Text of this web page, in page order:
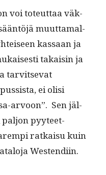
voi toteut­taa väk­
muut­ta­mal­
kas­saan ja
takaisin ja
tarvit­se­vat
ei olisi
arvoon”. Sen jäl­
paljon pyy­teet­
ratkaisu kuin
Westendiin.